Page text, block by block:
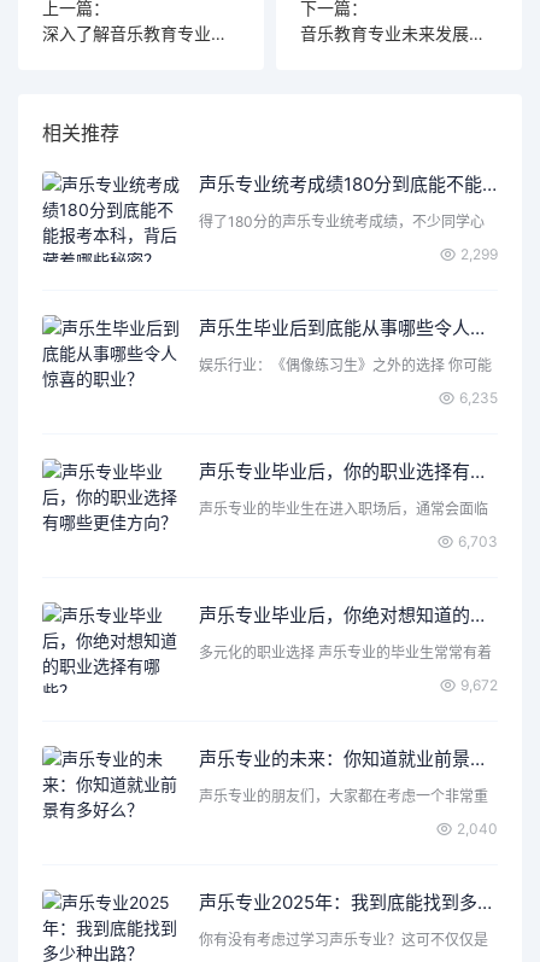
上一篇：
深入了解音乐教育专业，考试内容究竟包含哪些关键要素？
下一篇：
音乐教育专业未来发展潜力大，你知道哪些大学可以学习吗?
相关推荐
声乐专业统考成绩180分到底能不能报考本科，背后藏着哪些秘密？
得了180分的声乐专业统考成绩，不少同学心
2,299
声乐生毕业后到底能从事哪些令人惊喜的职业？
娱乐行业：《偶像练习生》之外的选择 你可能
6,235
声乐专业毕业后，你的职业选择有哪些更佳方向？
声乐专业的毕业生在进入职场后，通常会面临
6,703
声乐专业毕业后，你绝对想知道的职业选择有哪些？
多元化的职业选择 声乐专业的毕业生常常有着
9,672
声乐专业的未来：你知道就业前景有多好么？
声乐专业的朋友们，大家都在考虑一个非常重
2,040
声乐专业2025年：我到底能找到多少种出路？
你有没有考虑过学习声乐专业？这可不仅仅是